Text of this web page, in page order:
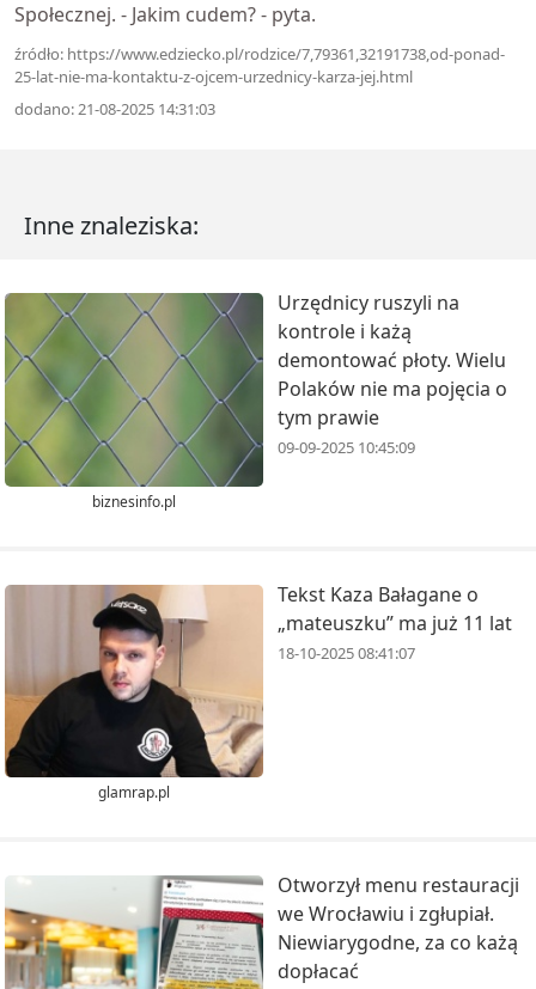
Społecznej. - Jakim cudem? - pyta.
źródło: https://www.edziecko.pl/rodzice/7,79361,32191738,od-ponad-
25-lat-nie-ma-kontaktu-z-ojcem-urzednicy-karza-jej.html
dodano: 21-08-2025 14:31:03
Inne znaleziska:
biznesinfo.pl
Urzędnicy ruszyli na
kontrole i każą
demontować płoty. Wielu
Polaków nie ma pojęcia o
tym prawie
09-09-2025 10:45:09
glamrap.pl
Tekst Kaza Bałagane o
„mateuszku” ma już 11 lat
18-10-2025 08:41:07
Otworzył menu restauracji
we Wrocławiu i zgłupiał.
Niewiarygodne, za co każą
dopłacać